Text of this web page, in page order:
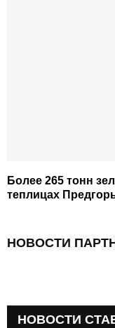
Более 265 тонн
теплицах
НОВОСТИ
НОВОСТИ